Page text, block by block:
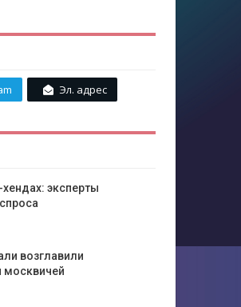
Эл. адрес
эксперты
возглавили
москвичей